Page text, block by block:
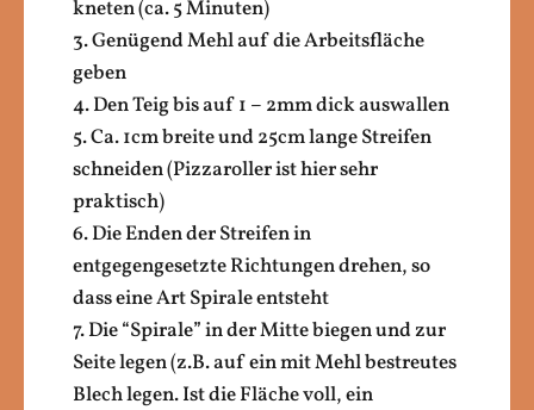
kneten (ca. 5 Minuten)
3. Genügend Mehl auf die Arbeitsfläche
geben
4. Den Teig bis auf 1 – 2mm dick auswallen
5. Ca. 1cm breite und 25cm lange Streifen
schneiden (Pizzaroller ist hier sehr
praktisch)
6. Die Enden der Streifen in
entgegengesetzte Richtungen drehen, so
dass eine Art Spirale entsteht
7. Die “Spirale” in der Mitte biegen und zur
Seite legen (z.B. auf ein mit Mehl bestreutes
Blech legen. Ist die Fläche voll, ein